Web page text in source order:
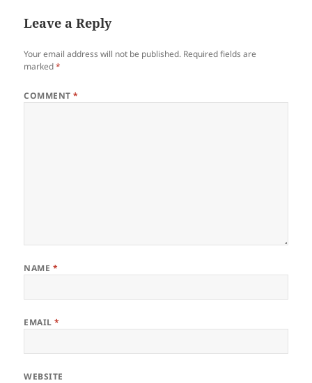
Leave a Reply
Your email address will not be published. Required fields are
marked*
COMMENT*
NAME *
EMAIL*
WEBSITE